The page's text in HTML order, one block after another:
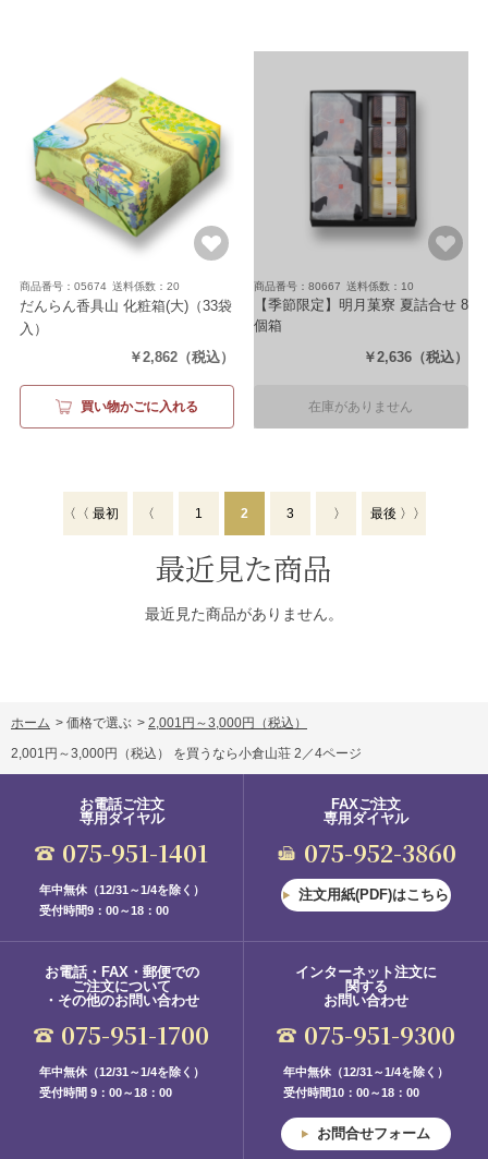
商品番号：05674 送料係数：20
だんらん香具山 化粧箱(大)（33袋
入）
￥2,862 （税込）
買い物かごに入れる
商品番号：80667 送料係数：10
【季節限定】明月菓寮 夏詰合せ 8
個箱
（水かんてん(小豆2個・フルーツ
￥2,636 （税込）
在庫がありません
〈〈 最初 〈 1 2 3 〉 最後 〉〉
最近見た商品
最近見た商品がありません。
ホーム > 価格で選ぶ > 2,001円～3,000円（税込）
2,001円～3,000円（税込） を買うなら小倉山荘 2／4ページ
お電話ご注文
専用ダイヤル
075-951-1401
年中無休（12/31～1/4を除く）
受付時間9：00～18：00
FAXご注文
専用ダイヤル
075-952-3860
注文用紙(PDF)はこちら
お電話・FAX・郵便での
ご注文について
・その他のお問い合わせ
075-951-1700
年中無休（12/31～1/4を除く）
受付時間 9：00～18：00
インターネット注文に
関する
お問い合わせ
075-951-9300
年中無休（12/31～1/4を除く）
受付時間10：00～18：00
お問合せフォーム